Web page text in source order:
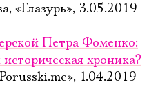
«Глазурь», 3.05.2019
Петра Фоменко:
хроника?
1.04.2019